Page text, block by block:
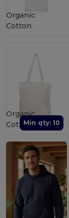
Min qty: 10
Organic
Cotton
Organic
Cotton